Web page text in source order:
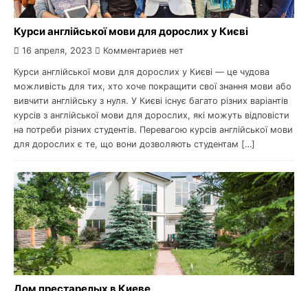
Курси англійської мови для дорослих у Києві
16 апреля, 2023 Комментариев нет
Курси англійської мови для дорослих у Києві — це чудова
можливість для тих, хто хоче покращити свої знання мови або
вивчити англійську з нуля. У Києві існує багато різних варіантів
курсів з англійської мови для дорослих, які можуть відповісти
на потреби різних студентів. Перевагою курсів англійської мови
для дорослих є те, що вони дозволяють студентам […]